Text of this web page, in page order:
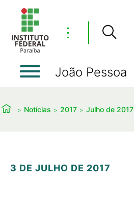
⋮
João Pessoa
Notícias 2017 Julho de 2017
3 DE JULHO DE 2017